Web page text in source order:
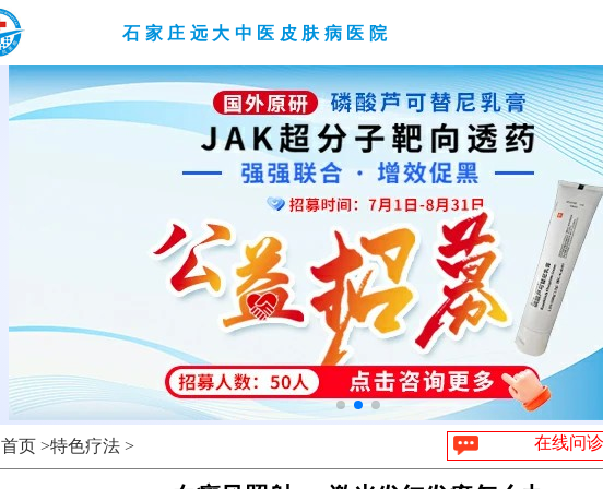
石家庄远大中医皮肤病医院
首页 >特色疗法 > 在线问